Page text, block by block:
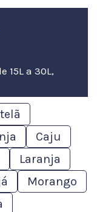
15L a 30L,
Caju
Laranja
Morango